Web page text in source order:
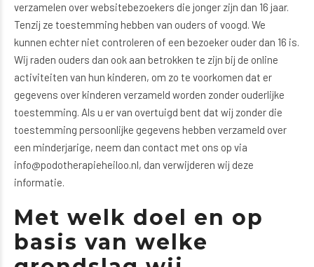
verzamelen over websitebezoekers die jonger zijn dan 16 jaar.
Tenzij ze toestemming hebben van ouders of voogd. We
kunnen echter niet controleren of een bezoeker ouder dan 16 is.
Wij raden ouders dan ook aan betrokken te zijn bij de online
activiteiten van hun kinderen, om zo te voorkomen dat er
gegevens over kinderen verzameld worden zonder ouderlijke
toestemming. Als u er van overtuigd bent dat wij zonder die
toestemming persoonlijke gegevens hebben verzameld over
een minderjarige, neem dan contact met ons op via
info@podotherapieheiloo.nl, dan verwijderen wij deze
informatie.
Met welk doel en op
basis van welke